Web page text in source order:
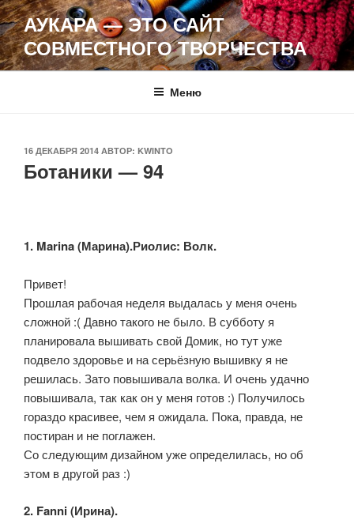
Перейти
к
содержимому
АУКАРА — ЭТО САЙТ
СОВМЕСТНОГО ТВОРЧЕСТВА
Меню
ОПУБЛИКОВАНО
16 ДЕКАБРЯ 2014 АВТОР: KWINTO
Ботаники — 94
1. Marina (Марина).Риолис: Волк.
Привет!
Прошлая рабочая неделя выдалась у меня очень
сложной :( Давно такого не было. В субботу я
планировала вышивать свой Домик, но тут уже
подвело здоровье и на серьёзную вышивку я не
решилась. Зато повышивала волка. И очень удачно
повышивала, так как он у меня готов :) Получилось
гораздо красивее, чем я ожидала. Пока, правда, не
постиран и не поглажен.
Со следующим дизайном уже определилась, но об
этом в другой раз :)
2. Fanni (Ирина).